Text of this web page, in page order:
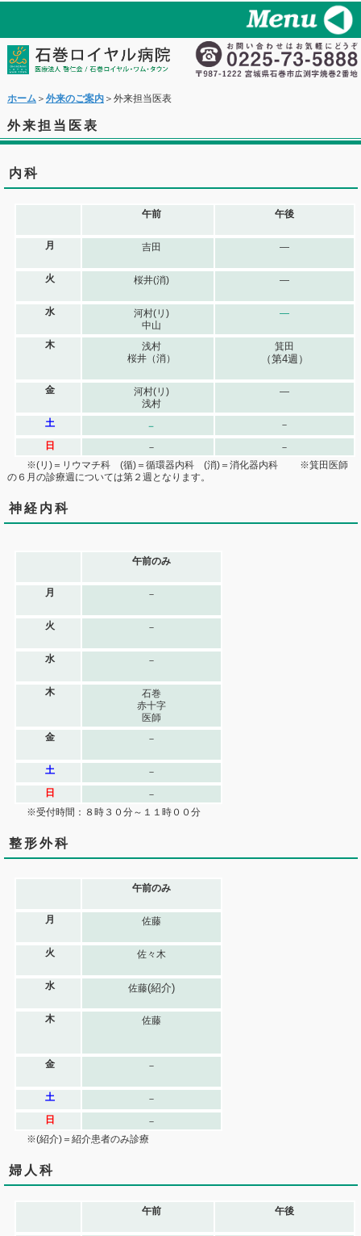
ホーム＞ 外来のご案内＞外来担当医表
外来担当医表
内科
月
火
水
木
金
土
日
午前
吉田
桜井(消)
河村(リ)
中山
浅村
桜井（消）
河村(リ)
浅村
－
－
午後
―
―
―
箕田
（第4週）
―
－
－
※(リ)＝リウマチ科 (循)＝循環器内科 (消)＝消化器内科 ※箕田医師
の６月の診療週については第２週となります。
神経内科
月
火
水
木
金
土
日
午前のみ
－
－
－
石巻
赤十字
医師
－
－
－
※受付時間：８時３０分～１１時００分
整形外科
月
火
水
木
金
土
日
午前のみ
佐藤
佐々木
佐藤(紹介)
佐藤
－
－
－
※(紹介)＝紹介患者のみ診療
婦人科
午前 午後